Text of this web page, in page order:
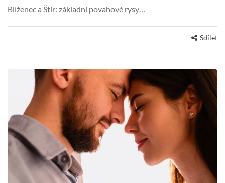
Blíženec a Štír: základní povahové rysy…
Sdílet